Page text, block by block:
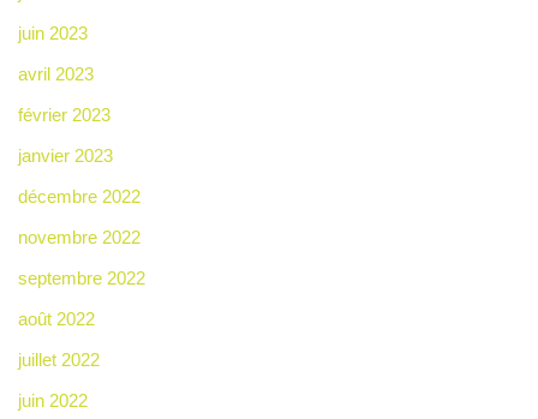
juin 2023
avril 2023
février 2023
janvier 2023
décembre 2022
novembre 2022
septembre 2022
août 2022
juillet 2022
juin 2022